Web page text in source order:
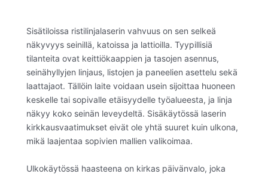
Sisätiloissa ristilinjalaserin vahvuus on sen selkeä
näkyvyys seinillä, katoissa ja lattioilla. Tyypillisiä
tilanteita ovat keittiökaappien ja tasojen asennus,
seinähyllyjen linjaus, listojen ja paneelien asettelu sekä
laattajaot. Tällöin laite voidaan usein sijoittaa huoneen
keskelle tai sopivalle etäisyydelle työalueesta, ja linja
näkyy koko seinän leveydeltä. Sisäkäytössä laserin
kirkkausvaatimukset eivät ole yhtä suuret kuin ulkona,
mikä laajentaa sopivien mallien valikoimaa.
Ulkokäytössä haasteena on kirkas päivänvalo, joka